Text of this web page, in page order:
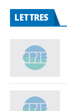
LETTRES